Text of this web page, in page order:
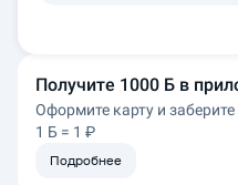
Получите 1000 Б в
Оформите карту и заберите
1 Б = 1 ₽
Подробнее